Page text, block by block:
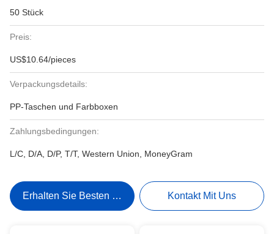
50 Stück
Preis:
US$10.64/pieces
Verpackungsdetails:
PP-Taschen und Farbboxen
Zahlungsbedingungen:
L/C, D/A, D/P, T/T, Western Union, MoneyGram
Erhalten Sie Besten Preis Kontakt Mit Uns